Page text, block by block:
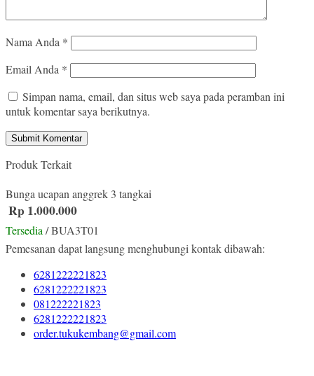
Nama Anda *
Email Anda *
Simpan nama, email, dan situs web saya pada peramban ini
untuk komentar saya berikutnya.
Produk Terkait
Bunga ucapan anggrek 3 tangkai
Rp 1.000.000
Tersedia/ BUA3T01
Pemesanan dapat langsung menghubungi kontak dibawah:
6281222221823
6281222221823
081222221823
6281222221823
order.tukukembang@gmail.com